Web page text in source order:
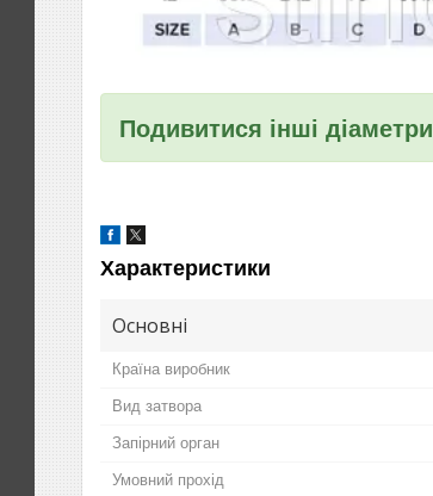
Подивитися інші діаметри
Характеристики
Основні
Країна виробник
Вид затвора
Запірний орган
Умовний прохід